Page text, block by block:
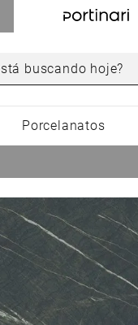
hoje?
Porcelanatos